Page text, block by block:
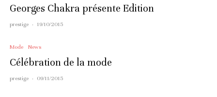
Georges Chakra présente Edition
prestige · 19/10/2015
Mode News
Célébration de la mode
prestige · 09/11/2015